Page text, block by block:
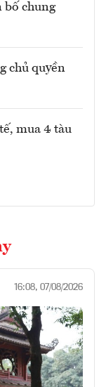
bố chung
chủ quyền
mua 4 tàu
16:08, 07/08/2026